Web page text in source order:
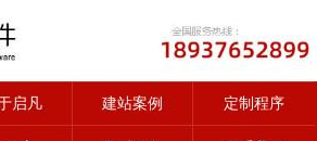
启凡 建站案例 定制程序